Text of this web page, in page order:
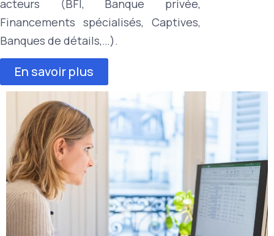
acteurs (BFI, Banque privée,
Financements spécialisés, Captives,
Banques de détails,…).
En savoir plus